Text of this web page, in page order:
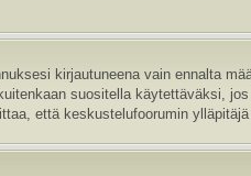
kirjautuneena vain ennalta
suositella käytettäväksi,
että keskustelufoorumin